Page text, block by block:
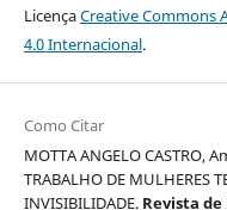
LicençaCreative Commons
4.0 Internacional.
Como Citar
MOTTA ANGELO CASTRO,
TRABALHO DE MULHERES
INVISIBILIDADE. Revista